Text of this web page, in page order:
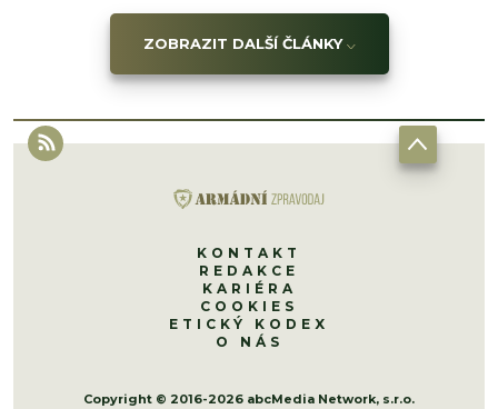
ZOBRAZIT DALŠÍ ČLÁNKY
KONTAKT
REDAKCE
KARIÉRA
COOKIES
ETICKÝ KODEX
O NÁS
Copyright © 2016-2026 abcMedia Network, s.r.o.